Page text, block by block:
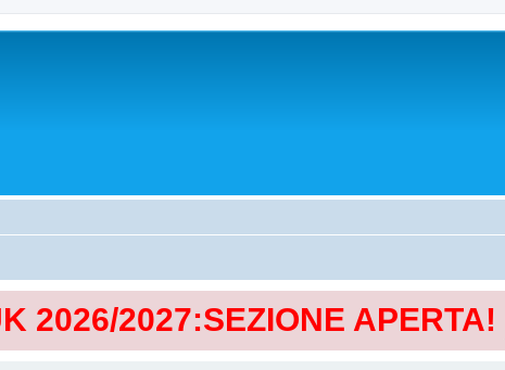
2026/2027:SEZIONE APERTA!